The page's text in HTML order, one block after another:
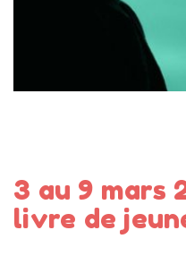
3 au 9 mars
livre de